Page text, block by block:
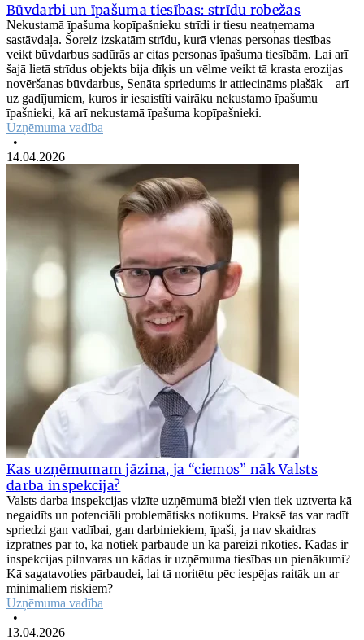
Būvdarbi un īpašuma tiesības: strīdu robežas
Nekustamā īpašuma kopīpašnieku strīdi ir tiesu neatņemama
sastāvdaļa. Šoreiz izskatām strīdu, kurā vienas personas tiesības
veikt būvdarbus sadūrās ar citas personas īpašuma tiesībām. Lai arī
šajā lietā strīdus objekts bija dīķis un vēlme veikt tā krasta erozijas
novēršanas būvdarbus, Senāta spriedums ir attiecināms plašāk – arī
uz gadījumiem, kuros ir iesaistīti vairāku nekustamo īpašumu
īpašnieki, kā arī nekustamā īpašuma kopīpašnieki.
Uzņēmuma vadība
•
14.04.2026
Kas uzņēmumam jāzina, ja “ciemos” nāk Valsts
darba inspekcija?
Valsts darba inspekcijas vizīte uzņēmumā bieži vien tiek uztverta kā
negaidīts un potenciāli problemātisks notikums. Praksē tas var radīt
spriedzi gan vadībai, gan darbiniekiem, īpaši, ja nav skaidras
izpratnes par to, kā notiek pārbaude un kā pareizi rīkoties. Kādas ir
inspekcijas pilnvaras un kādas ir uzņēmuma tiesības un pienākumi?
Kā sagatavoties pārbaudei, lai tā noritētu pēc iespējas raitāk un ar
minimāliem riskiem?
Uzņēmuma vadība
•
13.04.2026